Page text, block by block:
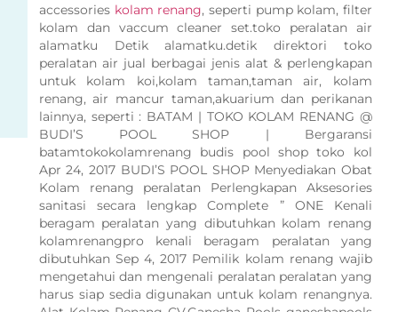
accessories kolam renang, seperti pump kolam, filter
kolam dan vaccum cleaner set.toko peralatan air
alamatku Detik alamatku.detik direktori toko
peralatan air jual berbagai jenis alat & perlengkapan
untuk kolam koi,kolam taman,taman air, kolam
renang, air mancur taman,akuarium dan perikanan
lainnya, seperti : BATAM | TOKO KOLAM RENANG @
BUDI’S POOL SHOP | Bergaransi
batamtokokolamrenang budis pool shop toko kol
Apr 24, 2017 BUDI’S POOL SHOP Menyediakan Obat
Kolam renang peralatan Perlengkapan Aksesories
sanitasi secara lengkap Complete ” ONE Kenali
beragam peralatan yang dibutuhkan kolam renang
kolamrenangpro kenali beragam peralatan yang
dibutuhkan Sep 4, 2017 Pemilik kolam renang wajib
mengetahui dan mengenali peralatan peralatan yang
harus siap sedia digunakan untuk kolam renangnya.